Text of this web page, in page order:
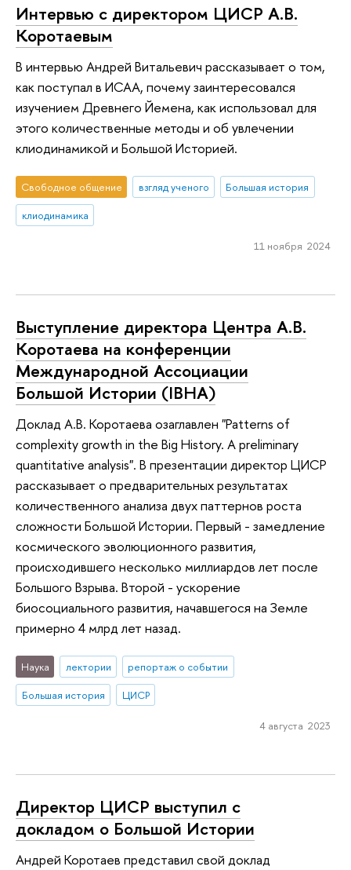
Интервью с директором ЦИСР А.В.
Коротаевым
В интервью Андрей Витальевич рассказывает о том,
как поступал в ИСАА, почему заинтересовался
изучением Древнего Йемена, как использовал для
этого количественные методы и об увлечении
клиодинамикой и Большой Историей.
Свободное общение взгляд ученого
Большая история
клиодинамика
11 ноября 2024
Выступление директора Центра А.В.
Коротаева на конференции
Международной Ассоциации
Большой Истории (IBHA)
Доклад А.В. Коротаева озаглавлен "Patterns of
complexity growth in the Big History. A preliminary
quantitative analysis". В презентации директор ЦИСР
рассказывает о предварительных результатах
количественного анализа двух паттернов роста
сложности Большой Истории. Первый - замедление
космического эволюционного развития,
происходившего несколько миллиардов лет после
Большого Взрыва. Второй - ускорение
биосоциального развития, начавшегося на Земле
примерно 4 млрд лет назад.
Наука лектории
репортаж о событии
Большая история
ЦИСР
4 августа 2023
Директор ЦИСР выступил с
докладом о Большой Истории
Андрей Коротаев представил свой доклад